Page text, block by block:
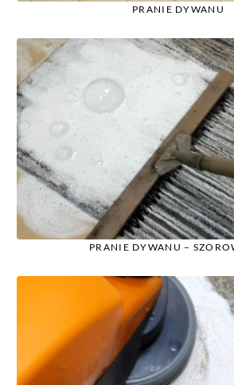
PRANIE DYWANU
PRANIE DYWANU –